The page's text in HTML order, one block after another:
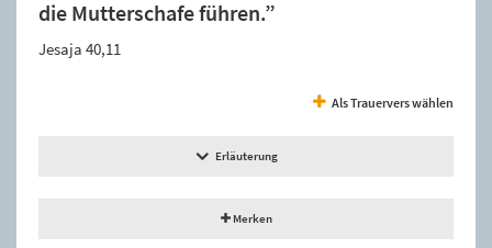
die Mutterschafe führen.”
Jesaja 40,11
Als Trauervers wählen
Erläuterung
Merken